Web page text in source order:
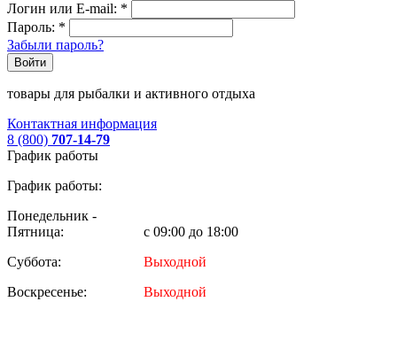
Логин или E-mail: *
Пароль: *
Забыли пароль?
Войти
товары для рыбалки и активного отдыха
Контактная информация
8 (800) 707-14-79
График работы
График работы:
Понедельник -
Пятница:
с 09:00 до 18:00
Суббота:
Выходной
Воскресенье:
Выходной